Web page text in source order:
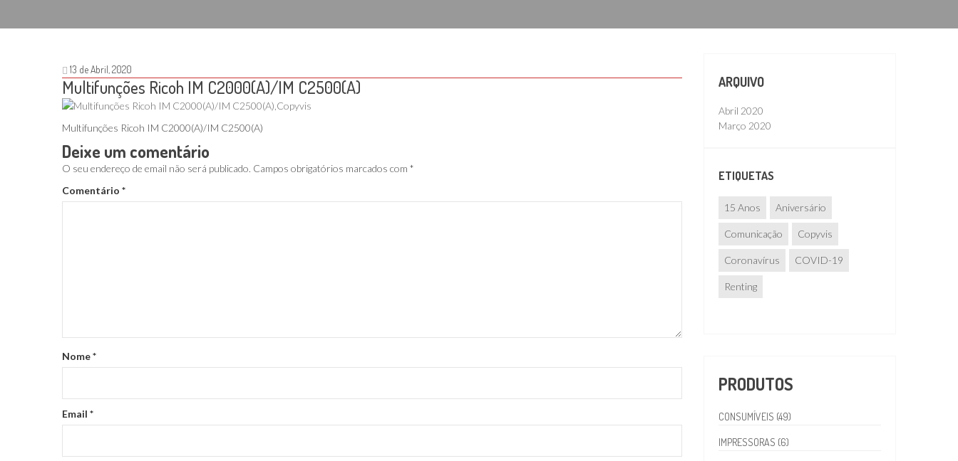
13 de Abril, 2020
Multifunções Ricoh IM C2000(A)/IM C2500(A)
Multifunções Ricoh IM C2000(A)/IM C2500(A)
Deixe um comentário
O seu endereço de email não será publicado. Campos obrigatórios marcados com *
Comentário *
Nome*
Email *
ARQUIVO
Abril 2020
Março 2020
ETIQUETAS
15 Anos Aniversário
Comunicação Copyvis
Coronavírus COVID-19
Renting
PRODUTOS
CONSUMÍVEIS (49)
IMPRESSORAS (6)